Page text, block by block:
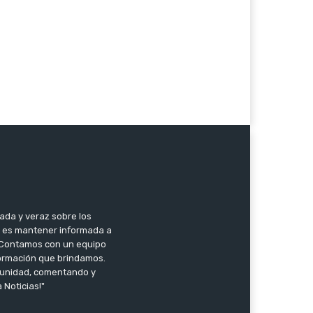
y veraz sobre los
mantener informada a
con un equipo
que brindamos.
comentando y
Noticias!"